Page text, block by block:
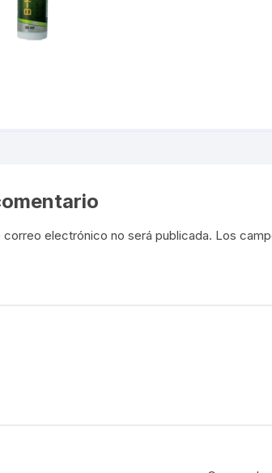
correo electrónico no será publicada. Los